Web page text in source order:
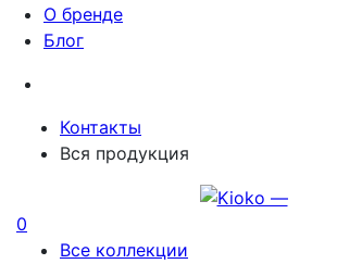
О бренде
Блог
Контакты
Вся продукция
0
Все коллекции